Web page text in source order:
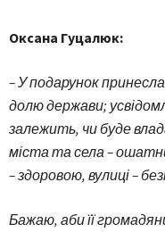
Оксана Гуцалюк:
– У подарунок
долю держави;
залежить, чи буде
міста та села –
– здоровою, вулиці –
Бажаю, аби її